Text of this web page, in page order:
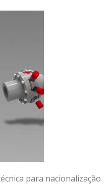
para nacionalização